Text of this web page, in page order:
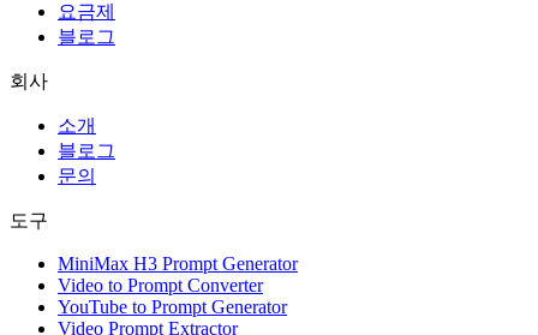
요금제
블로그
회사
소개
블로그
문의
도구
MiniMax H3 Prompt Generator
Video to Prompt Converter
YouTube to Prompt Generator
Video Prompt Extractor